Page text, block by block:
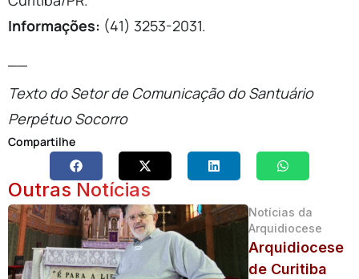
Informações: (41) 3253-2031.
Texto doSetor de Comunicação do Santuário
Perpétuo Socorro
Compartilhe
Outras Notícias
Notícias da
Arquidiocese
Arquidiocese
de Curitiba